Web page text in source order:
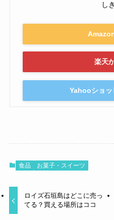
し
楽天
Yahooショッ
食品 お菓子・スイーツ
ロイズ石垣島はどこに売っ
てる？買える場所はココ